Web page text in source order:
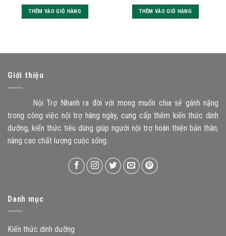
THÊM VÀO GIỎ HÀNG THÊM VÀO GIỎ HÀNG
Giới thiệu
Nội Trợ Nhanh ra đời với mong muốn chia sẻ gánh nặng
trong công việc nội trợ hàng ngày, cung cấp thêm kiến thức dinh
dưỡng, kiến thức tiêu dùng giúp người nội trợ hoàn thiện bản thân,
nâng cao chất lượng cuộc sống.
Danh mục
Kiến thức dinh dưỡng